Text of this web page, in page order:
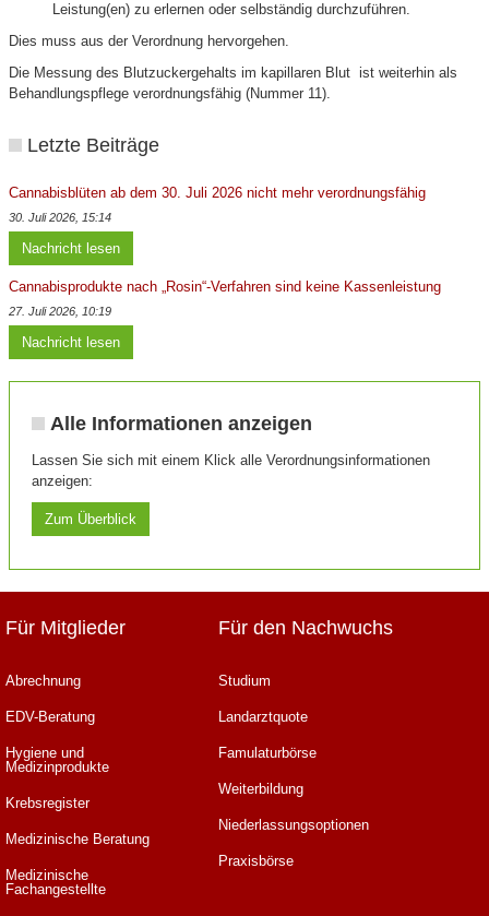
Leistung(en) zu erlernen oder selbständig durchzuführen.
Dies muss aus der Verordnung hervorgehen.
Die Messung des Blutzuckergehalts im kapillaren Blut ist weiterhin als
Behandlungspflege verordnungsfähig (Nummer 11).
Letzte Beiträge
Cannabisblüten ab dem 30. Juli 2026 nicht mehr verordnungsfähig
30. Juli 2026, 15:14
Nachricht lesen
Cannabisprodukte nach „Rosin“-Verfahren sind keine Kassenleistung
27. Juli 2026, 10:19
Nachricht lesen
Alle Informationen anzeigen
Lassen Sie sich mit einem Klick alle Verordnungsinformationen
anzeigen:
Zum Überblick
Für Mitglieder
Abrechnung
EDV-Beratung
Hygiene und
Medizinprodukte
Krebsregister
Medizinische Beratung
Medizinische
Fachangestellte
Für den Nachwuchs
Studium
Landarztquote
Famulaturbörse
Weiterbildung
Niederlassungsoptionen
Praxisbörse